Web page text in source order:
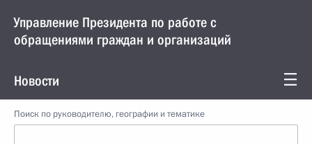
Управление Президента по работе с
обращениями граждан и организаций
Новости
Поиск по руководителю, географии и тематике